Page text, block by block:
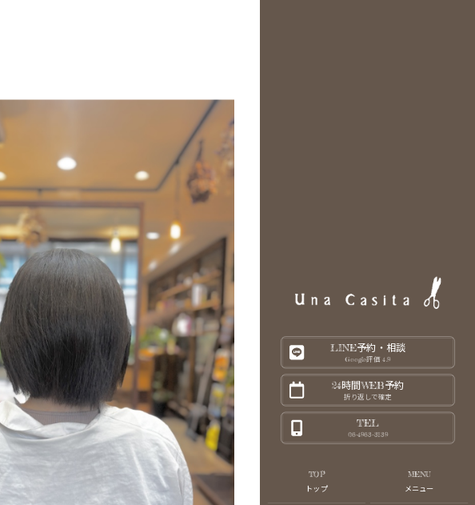
LINE予約・相談
Google評価 4.9
24時間WEB予約
折り返しで確定
TEL
06-4963-3139
TOP
トップ
MENU
メニュー